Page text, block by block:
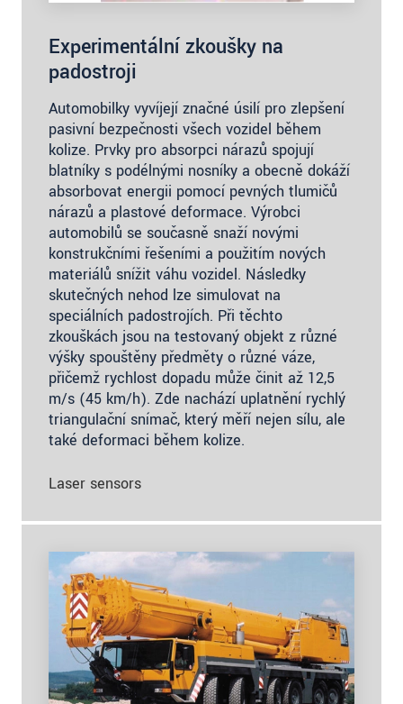
Experimentální zkoušky na
padostroji
Automobilky vyvíjejí značné úsilí pro zlepšení
pasivní bezpečnosti všech vozidel během
kolize. Prvky pro absorpci nárazů spojují
blatníky s podélnými nosníky a obecně dokáží
absorbovat energii pomocí pevných tlumičů
nárazů a plastové deformace. Výrobci
automobilů se současně snaží novými
konstrukčními řešeními a použitím nových
materiálů snížit váhu vozidel. Následky
skutečných nehod lze simulovat na
speciálních padostrojích. Při těchto
zkouškách jsou na testovaný objekt z různé
výšky spouštěny předměty o různé váze,
přičemž rychlost dopadu může činit až 12,5
m/s (45 km/h). Zde nachází uplatnění rychlý
triangulační snímač, který měří nejen sílu, ale
také deformaci během kolize.
Laser sensors